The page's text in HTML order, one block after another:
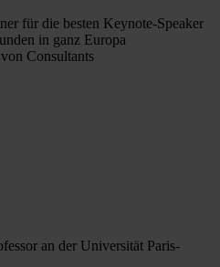
für die besten Keynote-Speaker
in ganz Europa
Consultants
an der Universität Paris-